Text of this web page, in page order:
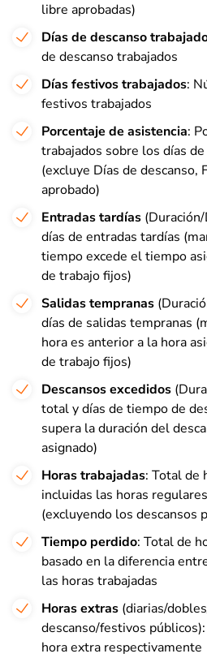
libre aprobadas)
Días de descanso
de descanso trabajados
Días festivos trabajados:
festivos trabajados
Porcentaje de asistencia:
trabajados sobre los días
(excluye Días de descanso,
aprobado)
Entradas tardías
días de entradas tardías
tiempo excede el tiempo
de trabajo fijos)
Salidas tempranas
días de salidas tempranas
hora es anterior a la hora
de trabajo fijos)
Descansos excedidos
total y días de tiempo de
supera la duración del
asignado)
Horas trabajadas: Total de
incluidas las horas
(excluyendo los descansos
Tiempo perdido: Total de
basado en la diferencia
las horas trabajadas
Horas extras (diarias/
descanso/festivos
hora extra respectivamente